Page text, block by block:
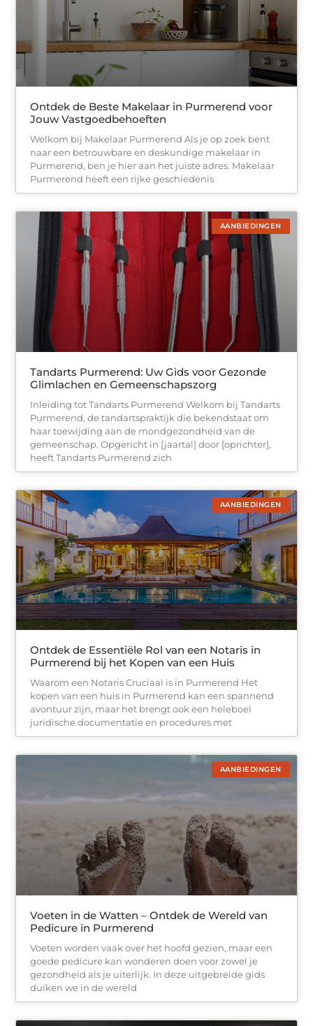
Ontdek de Beste Makelaar in Purmerend voor
Jouw Vastgoedbehoeften
Welkom bij Makelaar Purmerend Als je op zoek bent
naar een betrouwbare en deskundige makelaar in
Purmerend, ben je hier aan het juiste adres. Makelaar
Purmerend heeft een rijke geschiedenis
AANBIEDINGEN
Tandarts Purmerend: Uw Gids voor Gezonde
Glimlachen en Gemeenschapszorg
Inleiding tot Tandarts Purmerend Welkom bij Tandarts
Purmerend, de tandartspraktijk die bekendstaat om
haar toewijding aan de mondgezondheid van de
gemeenschap. Opgericht in [jaartal] door [oprichter],
heeft Tandarts Purmerend zich
AANBIEDINGEN
Ontdek de Essentiële Rol van een Notaris in
Purmerend bij het Kopen van een Huis
Waarom een Notaris Cruciaal is in Purmerend Het
kopen van een huis in Purmerend kan een spannend
avontuur zijn, maar het brengt ook een heleboel
juridische documentatie en procedures met
AANBIEDINGEN
Voeten in de Watten – Ontdek de Wereld van
Pedicure in Purmerend
Voeten worden vaak over het hoofd gezien, maar een
goede pedicure kan wonderen doen voor zowel je
gezondheid als je uiterlijk. In deze uitgebreide gids
duiken we in de wereld